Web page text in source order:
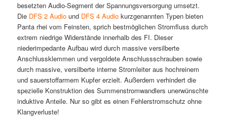
besetzten Audio-Segment der Spannungsversorgung umsetzt.
Die DFS 2 Audiound DFS 4 Audiokurzgenannten Typen bieten
Panta rhei vom Feinsten, sprich bestmöglichen Stromfluss durch
extrem niedrige Widerstände innerhalb des FI. Dieser
niederimpedante Aufbau wird durch massive versilberte
Anschlussklemmen und vergoldete Anschlussschrauben sowie
durch massive, versilberte interne Stromleiter aus hochreinem
und sauerstoffarmem Kupfer erzielt. Außerdem verhindert die
spezielle Konstruktion des Summenstromwandlers unerwünschte
induktive Anteile. Nur so gibt es einen Fehlerstromschutz ohne
Klangverluste!